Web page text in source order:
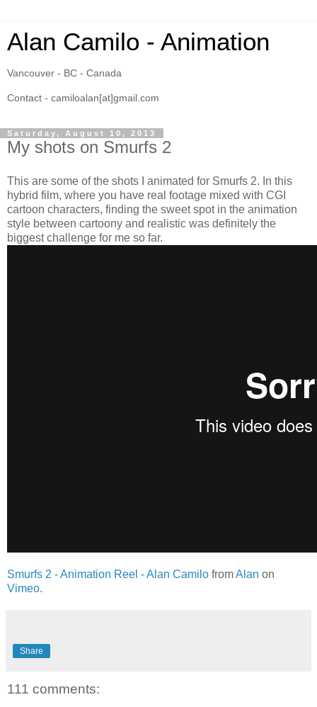
Alan Camilo - Animation
Vancouver - BC - Canada
Contact - camiloalan[at]gmail.com
Saturday, August 10, 2013
My shots on Smurfs 2
This are some of the shots I animated for Smurfs 2. In this
hybrid film, where you have real footage mixed with CGI
cartoon characters, finding the sweet spot in the animation
style between cartoony and realistic was definitely the
biggest challenge for me so far.
Smurfs 2 - Animation Reel - Alan Camilo fromAlan on
Vimeo.
Share
111 comments: